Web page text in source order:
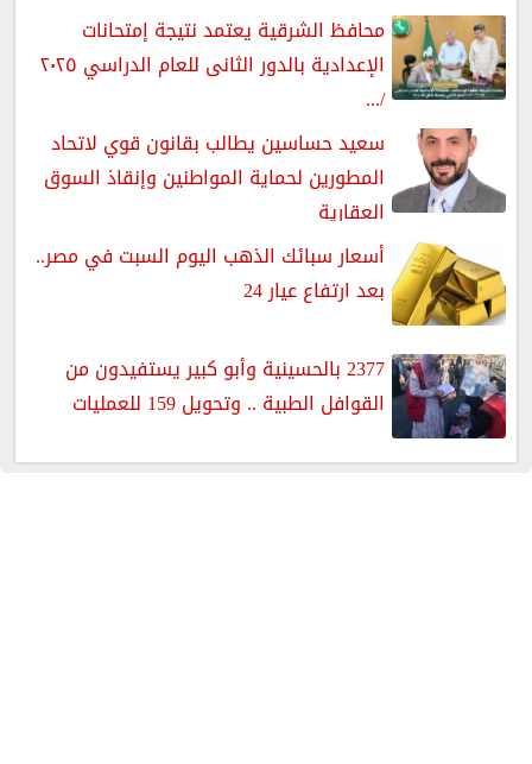
محافظ الشرقية يعتمد نتيجة إمتحانات
الإعدادية بالدور الثانى للعام الدراسي ٢٠٢٥
/...
سعيد حساسين يطالب بقانون قوي لاتحاد
المطورين لحماية المواطنين وإنقاذ السوق
العقارية
أسعار سبائك الذهب اليوم السبت في مصر..
بعد ارتفاع عيار 24
2377 بالحسينية وأبو كبير يستفيدون من
القوافل الطبية .. وتحويل 159 للعمليات